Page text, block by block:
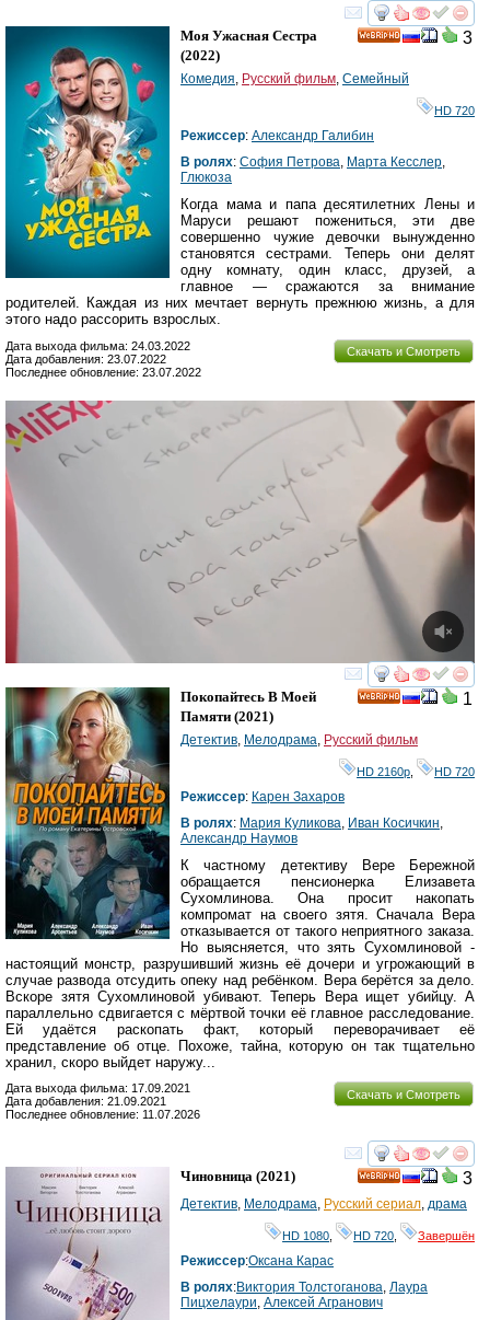
смотреть
3
Моя Ужасная Сестра
(2022)
Комедия, Русский фильм, Семейный
HD 720
Режиссер: Александр Галибин
В ролях: София Петрова, Марта Кесслер,
Глюкоза
Когда мама и папа десятилетних Лены и
Маруси решают пожениться, эти две
совершенно чужие девочки вынужденно
становятся сестрами. Теперь они делят
одну комнату, один класс, друзей, а
главное — сражаются за внимание
родителей. Каждая из них мечтает вернуть прежнюю жизнь, а для
этого надо рассорить взрослых.
Скачать и Смотреть
Дата выхода фильма: 24.03.2022
Дата добавления: 23.07.2022
Последнее обновление: 23.07.2022
смотреть
1
Покопайтесь В Моей
Памяти (2021)
Детектив Мелодрама Русский фильм
HD 2160р HD 720
Режиссер: Карен Захаров
В ролях: Мария Куликова Иван Косичкин
Александр Наумов
К частному детективу Вере Бережной
обращается пенсионерка Елизавета
Сухомлинова. Она просит накопать
компромат на своего зятя. Сначала Вера
отказывается от такого неприятного заказа.
Но выясняется, что зять Сухомлиновой -
настоящий монстр, разрушивший жизнь её дочери и угрожающий в
случае развода отсудить опеку над ребёнком. Вера берётся за дело.
Вскоре зятя Сухомлиновой убивают. Теперь Вера ищет убийцу. А
параллельно сдвигается с мёртвой точки её главное расследование.
Ей удаётся раскопать факт, который переворачивает её
представление об отце. Похоже, тайна, которую он так тщательно
хранил, скоро выйдет наружу...
Скачать и Смотреть
Дата выхода фильма: 17.09.2021
Дата добавления: 21.09.2021
Последнее обновление: 11.07.2026
смотреть
3
Чиновница (2021)
Детектив, Мелодрама, Русский сериал, драма
HD 1080, HD 720, Завершён
Режиссер:Оксана Карас
В ролях:Виктория Толстоганова, Лаура
Пицхелаури, Алексей Агранович